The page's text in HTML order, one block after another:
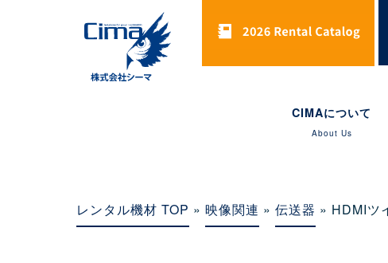
CIMAについて
About Us
レンタル機材 TOP » 映像関連 » 伝送器 » HDMIツ